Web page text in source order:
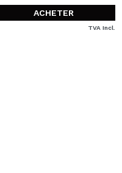
ACHETER
TVA Incl.